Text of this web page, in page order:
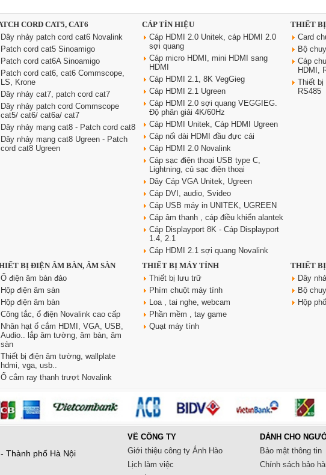
CORD CAT5, CAT6
Dây nhảy patch cord cat6 Novalink
Patch cord cat5 Sinoamigo
Patch cord cat6A Sinoamigo
Patch cord cat6, cat6 Commscope,
LS, Krone
Dây nhảy cat7, patch cord cat7
Dây nhảy patch cord Commscope
cat5/ cat6/ cat6a/ cat7
Dây nhảy mạng cat8 - Patch cord cat8
Dây nhảy mạng cat8 Ugreen - Patch
cord cat8 Ugreen
CÁP TÍN HIỆU
Cáp HDMI 2.0 Unitek, cáp HDMI 2.0
sợi quang
Cáp micro HDMI, mini HDMI sang
HDMI
Cáp HDMI 2.1, 8K VegGieg
Cáp HDMI 2.1 Ugreen
Cáp HDMI 2.0 sợi quang VEGGIEG.
Độ phân giải 4K/60Hz
Cáp HDMI Unitek, Cáp HDMI Ugreen
Cáp nối dài HDMI đầu đực cái
Cáp HDMI 2.0 Novalink
Cáp sạc điện thoại USB type C,
Lightning, củ sạc điện thoại
Dây Cáp VGA Unitek, Ugreen
Cáp DVI, audio, Svideo
Cáp USB máy in UNITEK, UGREEN
Cáp âm thanh , cáp điều khiển alantek
Cáp Displayport 8K - Cáp Displayport
1.4, 2.1
Cáp HDMI 2.1 sợi quang Novalink
THIẾT
Card
Bộ
Cáp
HDMI,
Thiết bị
RS485
BỊ ĐIỆN ÂM BÀN, ÂM SÀN
Ổ điện âm bàn đảo
Hộp điện âm sàn
Hộp điện âm bàn
Công tắc, ổ điện Novalink cao cấp
Nhân hạt ổ cắm HDMI, VGA, USB,
Audio.. lắp âm tường, âm bàn, âm
sàn
Thiết bị điện âm tường, wallplate
hdmi, vga, usb..
Ổ cắm ray thanh trượt Novalink
THIẾT BỊ MÁY TÍNH
Thiết bị lưu trữ
Phím chuột máy tính
Loa , tai nghe, webcam
Phần mềm , tay game
Quạt máy tính
THIẾT
Dây
Bộ
Hộp
Thành phố Hà Nội
VỀ CÔNG TY
Giới thiệu công ty Ánh Hào
Lịch làm việc
DÀNH CHO
Bảo mật thông tin
Chính sách bảo